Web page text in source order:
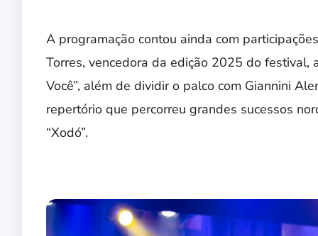
A programação contou ainda com
Torres, vencedora da edição 2025 do festival,
Você”, além de dividir o palco com Giannini
repertório que percorreu grandes sucessos
“Xodó”.